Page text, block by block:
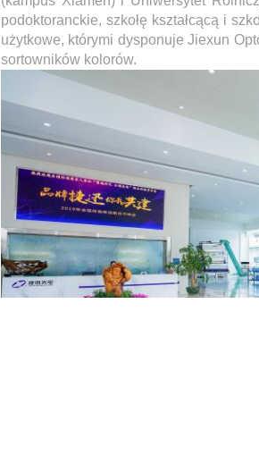
podoktoranckie, szkołę kształcącą i
użytkowe, którymi dysponuje Jiexun
sortowników kolorów.